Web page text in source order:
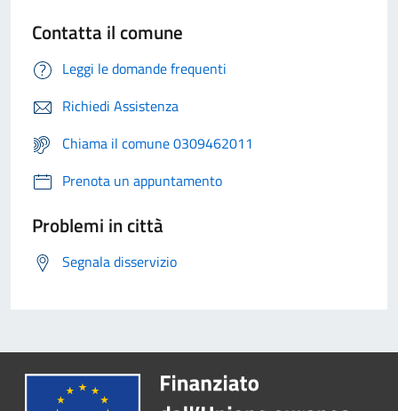
Contatta il comune
Leggi le domande frequenti
Richiedi Assistenza
Chiama il comune 0309462011
Prenota un appuntamento
Problemi in città
Segnala disservizio